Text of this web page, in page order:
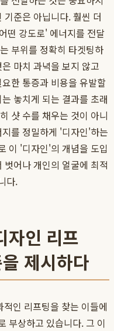
준은 아닙니다. 훨씬 더
떤 강도로' 에너지를 전달
부위를 정확히 타겟팅하
마치 과녁을 보지 않고
한 통증과 비용을 유발할
놓치게 되는 결과를 초래
샷 수를 채우는 것이 아니
를 정밀하게 '디자인'하는
이 '디자인'의 개념을 도입
어나 개인의 얼굴에 최적
다.
자인 리프
제시하다
인 리프팅을 찾는 이들에
부상하고 있습니다. 그 이